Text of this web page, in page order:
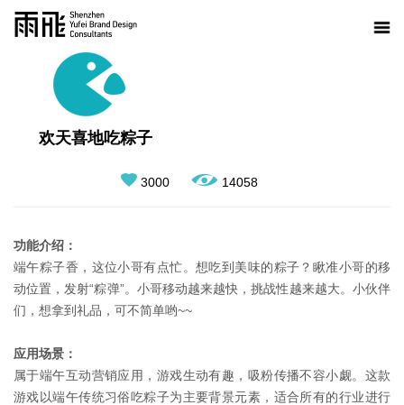
欢天喜地吃粽子
3000 14058
功能介绍：
端午粽子香，这位小哥有点忙。想吃到美味的粽子？瞅准小哥的移
动位置，发射“粽弹”。小哥移动越来越快，挑战性越来越大。小伙伴
们，想拿到礼品，可不简单哟~~
应用场景：
属于端午互动营销应用，游戏生动有趣，吸粉传播不容小觑。这款
游戏以端午传统习俗吃粽子为主要背景元素，适合所有的行业进行